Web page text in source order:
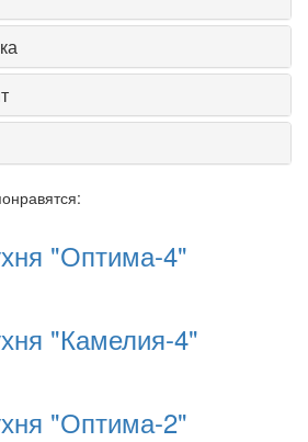
"Оптима-4"
"Камелия-4"
"Оптима-2"